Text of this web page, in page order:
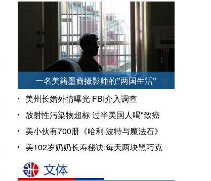
一名美籍墨裔摄影师的"两国生活"
美州长婚外情曝光 FBI介入调查
放射性污染物超标 过半美国人喝"致癌
水"?
美小伙有700册《哈利·波特与魔法石》
美102岁奶奶长寿秘诀:每天两块黑巧克